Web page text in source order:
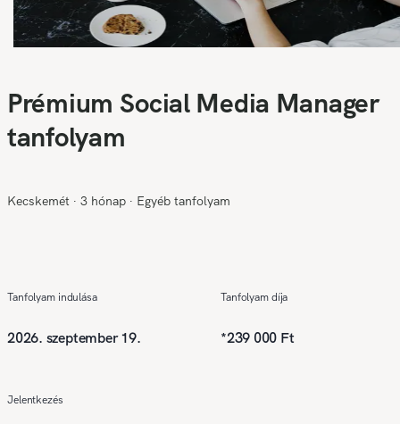
Prémium Social Media Manager
tanfolyam
Kecskemét ∙ 3 hónap ∙ Egyéb tanfolyam
Tanfolyam indulása
2026. szeptember 19.
Tanfolyam díja
*239 000 Ft
Jelentkezés